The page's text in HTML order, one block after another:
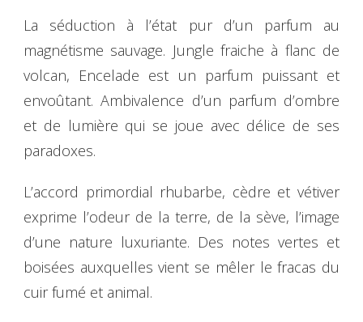
La séduction à l’état pur d’un parfum au
magnétisme sauvage. Jungle fraiche à flanc de
volcan, Encelade est un parfum puissant et
envoûtant. Ambivalence d’un parfum d’ombre
et de lumière qui se joue avec délice de ses
paradoxes.
L’accord primordial rhubarbe, cèdre et vétiver
exprime l’odeur de la terre, de la sève, l’image
d’une nature luxuriante. Des notes vertes et
boisées auxquelles vient se mêler le fracas du
cuir fumé et animal.